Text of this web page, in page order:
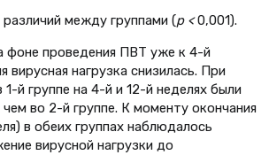
между группами (р <0,001).
фоне проведения ПВТ уже к 4-й
вирусная нагрузка снизилась. При
й группе на 4-й и 12-й неделях были
во 2-й группе. К моменту окончания
в обеих группах наблюдалось
вирусной нагрузки до